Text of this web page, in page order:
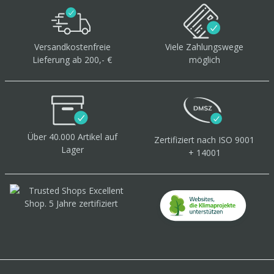
Versandkostenfreie
Lieferung ab 200,- €
Viele Zahlungswege
möglich
Über 40.000 Artikel auf
Lager
Zertifiziert nach ISO 9001
+ 14001